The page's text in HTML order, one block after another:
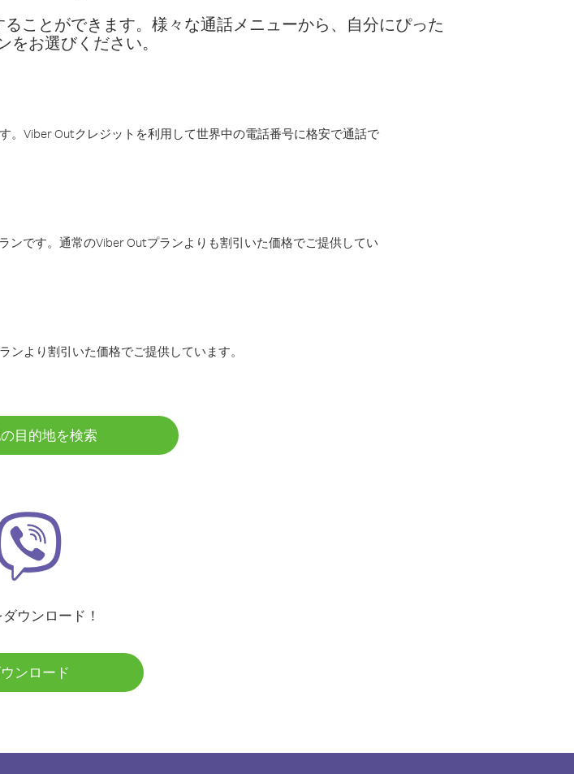
ことができます。様々な通話メニューから、自分にぴった
をお選びください。
Viber Outクレジットを利用して世界中の電話番号に格安で通話で
です。通常のViber Outプランよりも割引いた価格でご提供してい
より割引いた価格でご提供しています。
目的地を検索
ウンロード！
ンロード